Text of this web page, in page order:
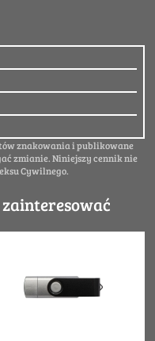
znakowania i publikowane
zmianie. Niniejszy cennik nie
Cywilnego.